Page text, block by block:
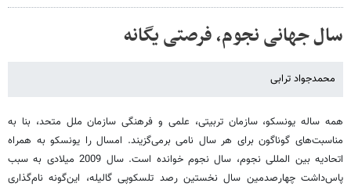
سال جهانی نجوم، فرصتی یگانه
محمدجواد ترابی
همه ساله یونسکو، سازمان تربیتی، علمی و فرهنگی سازمان ملل متحد، بنا به
مناسبت‌های گوناگون برای هر سال نامی برمی‌گزیند. امسال را یونسکو به همراه
اتحادیه بین المللی نجوم، سال نجوم خوانده است. سال 2009 میلادی به سبب
پاس‌داشت چهارصدمین سال نخستین رصد تلسکوپی گالیله، این‌گونه نام‌گذاری